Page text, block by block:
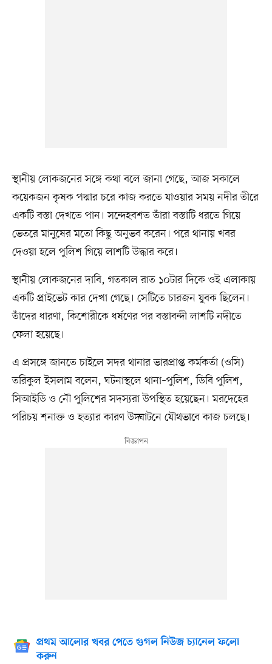
স্থানীয় লোকজনের সঙ্গে কথা বলে জানা গেছে, আজ সকালে
কয়েকজন কৃষক পদ্মার চরে কাজ করতে যাওয়ার সময় নদীর তীরে
একটি বস্তা দেখতে পান। সন্দেহবশত তাঁরা বস্তাটি ধরতে গিয়ে
ভেতরে মানুষের মতো কিছু অনুভব করেন। পরে থানায় খবর
দেওয়া হলে পুলিশ গিয়ে লাশটি উদ্ধার করে।
স্থানীয় লোকজনের দাবি, গতকাল রাত ১০টার দিকে ওই এলাকায়
একটি প্রাইভেট কার দেখা গেছে। সেটিতে চারজন যুবক ছিলেন।
তাঁদের ধারণা, কিশোরীকে ধর্ষণের পর বস্তাবন্দী লাশটি নদীতে
ফেলা হয়েছে।
এ প্রসঙ্গে জানতে চাইলে সদর থানার ভারপ্রাপ্ত কর্মকর্তা (ওসি)
তরিকুল ইসলাম বলেন, ঘটনাস্থলে থানা–পুলিশ, ডিবি পুলিশ,
সিআইডি ও নৌ পুলিশের সদস্যরা উপস্থিত হয়েছেন। মরদেহের
পরিচয় শনাক্ত ও হত্যার কারণ উদ্ঘাটনে যৌথভাবে কাজ চলছে।
প্রথম আলোর খবর পেতে গুগল নিউজ চ্যানেল ফলো
করুন